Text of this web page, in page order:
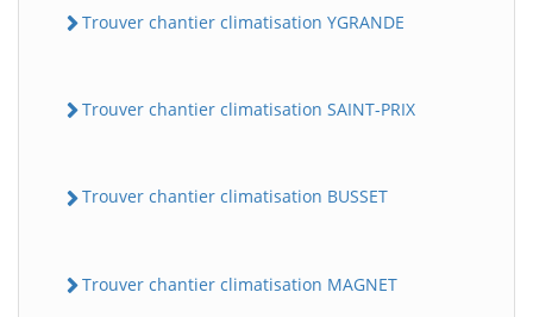
Trouver chantier climatisation YGRANDE
Trouver chantier climatisation SAINT-PRIX
Trouver chantier climatisation BUSSET
Trouver chantier climatisation MAGNET